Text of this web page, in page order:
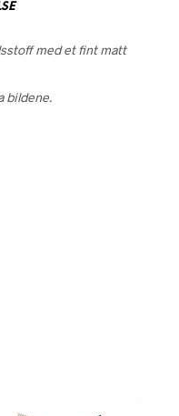
med et fint matt
bildene.